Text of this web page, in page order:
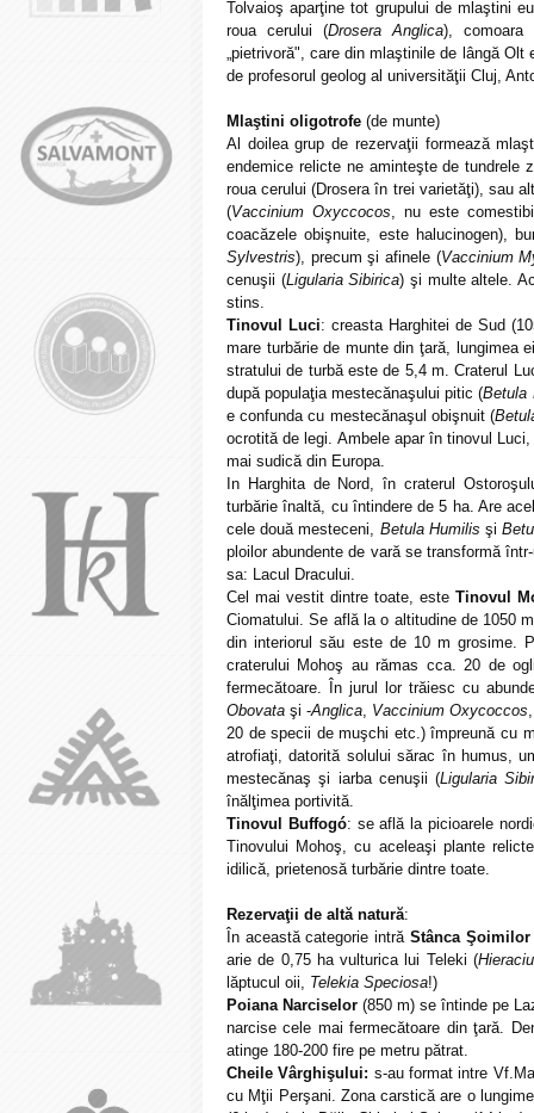
Tolvaioş aparţine tot grupului de mlaştini
roua cerului (Drosera Anglica),
„pietrivoră", care din mlaştinile de lângă
de profesorul geolog al universităţii Cluj,
Mlaştini oligotrofe (de munte)
Al doilea grup de rezervaţii formează
endemice relicte ne aminteşte de tundrele
roua cerului (Drosera în trei varietăţi), sau
(Vaccinium Oxyccocos, nu este
coacăzele obişnuite, este halucinogen),
Sylvestris), precum şi afinele (Vaccinium
cenuşii (Ligularia Sibirica) şi multe altele.
stins.
Tinovul Luci: creasta Harghitei de Sud
mare turbărie de munte din ţară, lungimea
stratului de turbă este de 5,4 m. Craterul
după populaţia mestecănaşului pitic (Betula
e confunda cu mestecănaşul obişnuit (
ocrotită de legi. Ambele apar în tinovul
mai sudică din Europa.
In Harghita de Nord, în craterul
turbărie înaltă, cu întindere de 5 ha. Are
cele două mesteceni, Betula Humilis şi
ploilor abundente de vară se transformă
sa: Lacul Dracului.
Cel mai vestit dintre toate, esteTinovul
Ciomatului. Se află la o altitudine de 1050
din interiorul său este de 10 m grosime.
craterului Mohoş au rămas cca. 20 de
fermecătoare. În jurul lor trăiesc cu
Obovata şi -Anglica, Vaccinium Oxycoccos
20 de specii de muşchi etc.) împreună cu
atrofiaţi, datorită solului sărac în humus,
mestecănaş şi iarba cenuşii (Ligularia
înălţimea portivită.
Tinovul Buffogó: se află la picioarele
Tinovului Mohoş, cu aceleaşi plante
idilică, prietenosă turbărie dintre toate.
Rezervaţii de altă natură:
În această categorie intră Stânca Şoimilor
arie de 0,75 ha vulturica lui Teleki (
lăptucul oii, Telekia Speciosa!)
Poiana Narciselor (850 m) se întinde pe
narcise cele mai fermecătoare din ţară.
atinge 180-200 fire pe metru pătrat.
Cheile Vârghişului: s-au format intre
cu Mţii Perşani. Zona carstică are o